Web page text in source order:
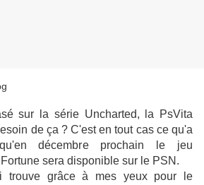
sur la série Uncharted, la PsVita
de ça ? C'est en tout cas ce qu'a
décembre prochain le jeu
sera disponible sur le PSN.
trouve grâce à mes yeux pour le